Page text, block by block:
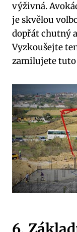
výživná.
je skvělou
dopřát chutný
Vyzkoušejte
zamilujete